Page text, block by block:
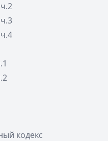
кодекс